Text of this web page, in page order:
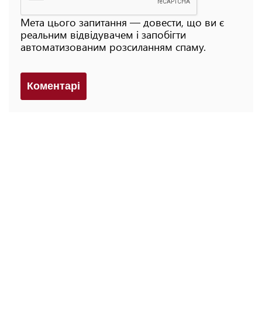
Мета цього запитання — довести, що ви є
реальним відвідувачем і запобігти
автоматизованим розсиланням спаму.
Коментарi